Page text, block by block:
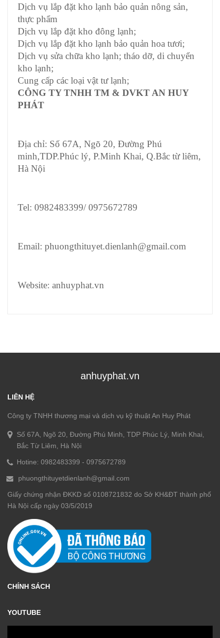
Dịch vụ lắp đặt kho lạnh bảo quản nông sản,
thực phẩm
Dịch vụ lắp đặt kho đông lạnh;
Dịch vụ lắp đặt kho lạnh bảo quản hoa tươi;
Dịch vụ sửa chữa kho lạnh; tháo dỡ, di chuyển
kho lạnh;
Cung cấp các loại vật tư lạnh;
CÔNG TY TNHH TM & DVKT AN HUY
PHÁT
Địa chỉ: Số 67A, Ngõ 20, Đường Phú
minh,TDP.Phúc lý, P.Minh Khai, Q.Bắc từ liêm,
Hà Nội
Tel: 0982483399/ 0975672789
Email: phuongthituyet.dienlanh@gmail.com
Website: anhuyphat.vn
anhuyphat.vn
LIÊN HỆ
Công ty TNHH thương mại và dịch vụ kỹ thuật An Huy Phát
Số 67A, Ngõ 20, Đường Phú Minh, TDP Phúc Lý, Minh Khai,
Bắc Từ Liêm, Hà Nội
Hotine: 0982483399 - 0975672789
phuongthituyetdienlanh@gmail.com
Giấy chứng nhận ĐKKD số 0108721832 do Sở KH&ĐT thành phố
Hà Nội cấp ngày 03/5/2019
CHÍNH SÁCH
YOUTUBE